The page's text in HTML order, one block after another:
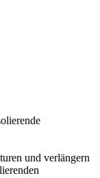
und verlängern